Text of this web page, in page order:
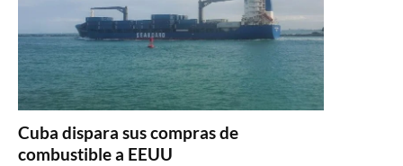
Cuba dispara sus compras de
combustible a EEUU